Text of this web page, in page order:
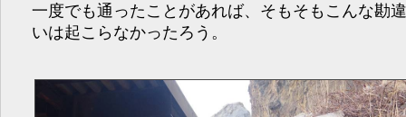
一度でも通ったことがあれば、そもそもこんな勘
いは起こらなかったろう。